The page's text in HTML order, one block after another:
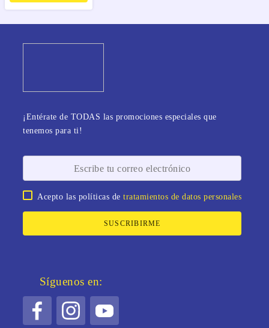
¡Entérate de TODAS las promociones especiales que
tenemos para ti!
Acepto las políticas detratamientos de datos personales
SUSCRIBIRME
Síguenos en: